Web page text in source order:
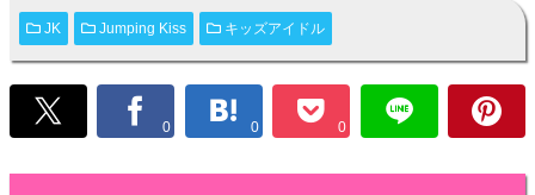
JK Jumping Kiss キッズアイドル
0 0 0